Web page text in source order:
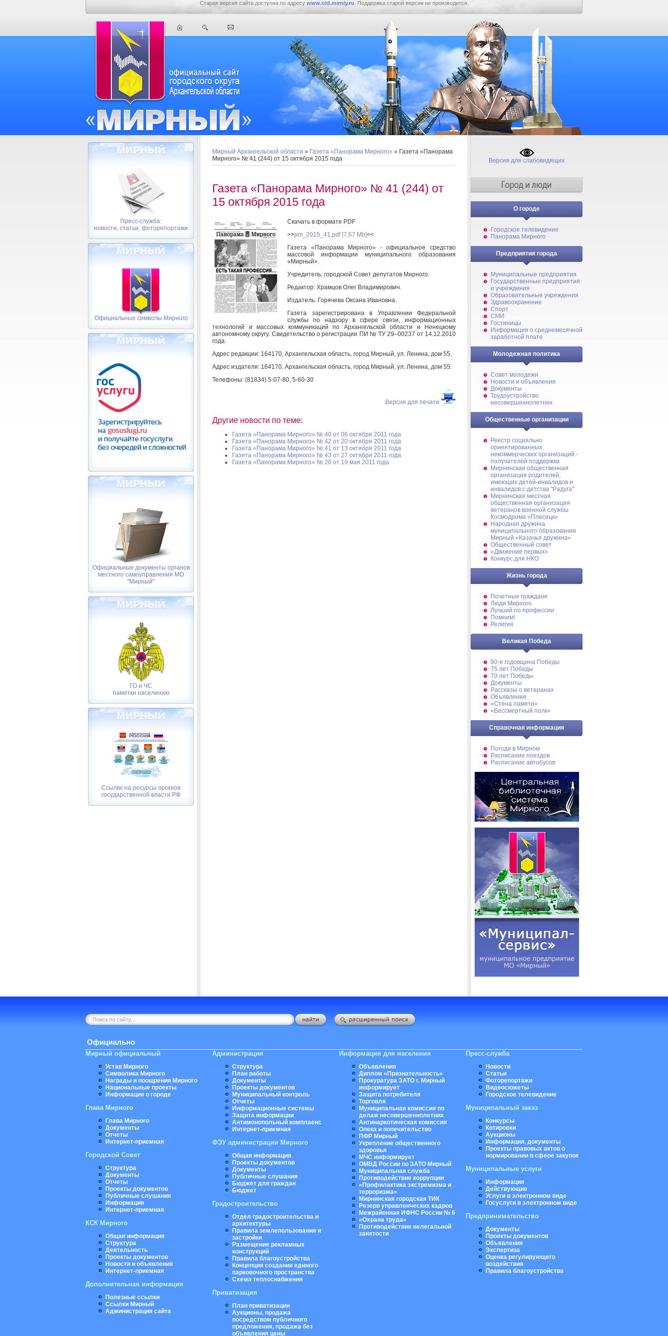
Старая версия сайта доступна по адресу www.old.mirniy.ru . Поддержка старой версии не производится.
Пресс-служба:
новости, статьи, фоторепортажи
Официальные символы Мирного
Официальные документы органов
местного самоуправления МО
"Мирный"
ГО и ЧС
памятки населению
Ссылки на ресурсы органов
государственной власти РФ
Мирный Архангельской области » Газета «Панорама Мирного» » Газета «Панорама
Мирного» № 41 (244) от 15 октября 2015 года
Газета «Панорама Мирного» № 41 (244) от
15 октября 2015 года
Скачать в формате PDF
>>pm_2015_41.pdf[7,67 Mb]<<
Газета «Панорама Мирного» - официальное средство
массовой информации муниципального образования
«Мирный».
Учредитель: городской Совет депутатов Мирного.
Редактор: Храмцов Олег Владимирович.
Издатель: Горячева Оксана Ивановна.
Газета зарегистрирована в Управлении Федеральной
службы по надзору в сфере связи, информационных
технологий и массовых коммуникаций по Архангельской области и Ненецкому
автономному округу. Свидетельство о регистрации ПИ № ТУ 29–00237 от 14.12.2010
года.
Адрес редакции: 164170, Архангельская область, город Мирный, ул. Ленина, дом 55.
Адрес издателя: 164170, Архангельская область, город Мирный, ул. Ленина, дом 55.
Телефоны: (81834) 5-07-80, 5-60-30
Версия для печати
Другие новости по теме:
Газета «Панорама Мирного» № 40 от 06 октября 2011 года
Газета «Панорама Мирного» № 42 от 20 октября 2011 года
Газета «Панорама Мирного» № 41 от 13 октября 2011 года
Газета «Панорама Мирного» № 43 от 27 октября 2011 года
Газета «Панорама Мирного» № 20 от 19 мая 2011 года
Версия для слабовидящих
О городе
Городское телевидение
Панорама Мирного
Предприятия города
Муниципальные предприятия
Государственные предприятия
и учреждения
Образовательные учреждения
Здравоохранение
Спорт
СМИ
Гостиницы
Информация о среднемесячной
заработной плате
Молодежная политика
Совет молодежи
Новости и объявления
Документы
Трудоустройство
несовершеннолетних
Общественные организации
Реестр социально
ориентированных
некоммерческих организаций -
получателей поддержки
Мирнинская общественная
организация родителей,
имеющих детей-инвалидов и
инвалидов с детства "Радуга"
Мирнинская местная
общественная организация
ветеранов военной службы
Космодрома «Плесецк»
Народная дружина
муниципального образования
Мирный «Казачья дружина»
Общественный совет
«Движение первых»
Конкурс для НКО
Жизнь города
Почетные граждане
Люди Мирного
Лучший по профессии
Помним!
Религия
Великая Победа
80-я годовщина Победы
75 лет Победы
70 лет Победы
Документы
Рассказы о ветеранах
Объявления
«Стена памяти»
«Бессмертный полк»
Справочная информация
Погода в Мирном
Расписание поездов
Расписание автобусов
Официально
Мирный официальный
Устав Мирного
Символика Мирного
Награды и поощрения Мирного
Национальные проекты
Информация о городе
Глава Мирного
Глава Мирного
Документы
Отчеты
Интернет-приемная
Городской Совет
Структура
Документы
Отчеты
Проекты документов
Публичные слушания
Информация
Интернет-приемная
КСК Мирного
Общая информация
Структура
Деятельность
Проекты документов
Новости и объявления
Интернет-приемная
Дополнительная информация
Полезные ссылки
Ссылки Мирный
Администрация сайта
Администрация
Структура
План работы
Документы
Проекты документов
Муниципальный контроль
Отчеты
Информационные системы
Защита информации
Антимонопольный комплаенс
Интернет-приемная
ФЭУ администрации Мирного
Общая информация
Проекты документов
Документы
Публичные слушания
Бюджет для граждан
Бюджет
Градостроительство
Отдел градостроительства и
архитектуры
Правила землепользования и
застройки
Размещение рекламных
конструкций
Правила благоустройства
Концепция создания единого
парковочного пространства
Схема теплоснабжения
Приватизация
План приватизации
Аукционы, продажа
посредством публичного
предложения, продажа без
объявления цены
Информация для населения
Объявления
Диплом «Признательность»
Прокуратура ЗАТО г. Мирный
информирует
Защита потребителя
Торговля
Муниципальная комиссия по
делам несовершеннолетних
Антинаркотическая комиссия
Опека и попечительство
ПФР Мирный
Укрепление общественного
здоровья
МЧС информирует
ОМВД России по ЗАТО Мирный
Муниципальная cлужба
Противодействие коррупции
«Профилактика экстремизма и
терроризма»
Мирнинская городская ТИК
Резерв управленческих кадров
Межрайонная ИФНС России № 6
«Охрана труда»
Противодействие нелегальной
занятости
Пресс-служба
Новости
Статьи
Фоторепортажи
Видеосюжеты
Городское телевидение
Муниципальный заказ
Конкурсы
Котировки
Аукционы
Информация, документы
Проекты правовых актов о
нормировании в сфере закупок
Муниципальные услуги
Информация
Действующие
Услуги в электронном виде
Госуслуги в электронном виде
Предпринимательство
Документы
Проекты документов
Объявления
Экспертиза
Оценка регулирующего
воздействия
Правила благоустройства